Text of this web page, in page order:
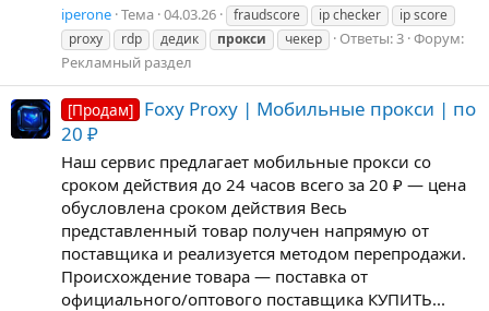
iperone Тема 04.03.26 fraudscore ip checker
ip score
proxy
rdp дедик прокси чекер Ответы: 3 Форум:
Рекламный раздел
[Продам] Foxy Proxy | Мобильные прокси | по
20 ₽
Наш сервис предлагает мобильные прокси со
сроком действия до 24 часов всего за 20 ₽ — цена
обусловлена сроком действия Весь
представленный товар получен напрямую от
поставщика и реализуется методом перепродажи.
Происхождение товара — поставка от
официального/оптового поставщика КУПИТЬ...